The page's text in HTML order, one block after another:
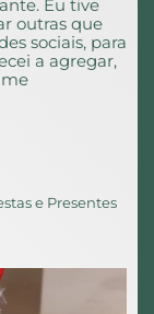
Eu tive
outras que
sociais, para
a agregar,
me
e Presentes